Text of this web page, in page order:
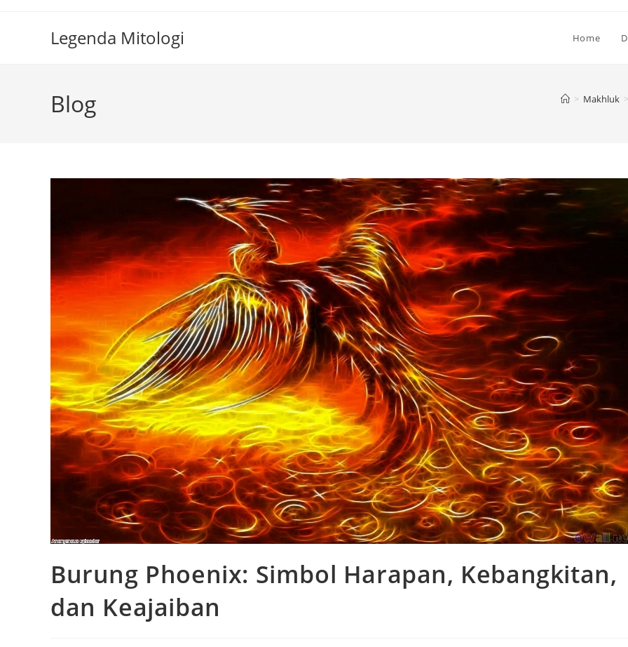
Legenda Mitologi Home
Blog > Makhluk >
Burung Phoenix: Simbol Harapan, Kebangkitan,
dan Keajaiban